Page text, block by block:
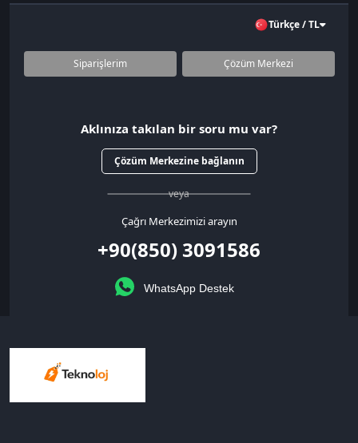
Türkçe / TL
Siparişlerim Çözüm Merkezi
Aklınıza takılan bir soru mu var?
Çözüm Merkezine bağlanın
veya
Çağrı Merkezimizi arayın
+90(850) 3091586
WhatsApp Destek